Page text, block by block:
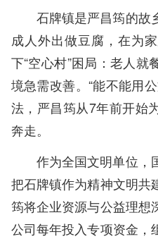
石牌镇是严昌筠的故
成人外出做豆腐，在为
下“空心村”困局：老人
境急需改善。“能不能用
法，严昌筠从7年前开始
奔走。
作为全国文明单位，
把石牌镇作为精神文明共
筠将企业资源与公益理想
公司每年投入专项资金，